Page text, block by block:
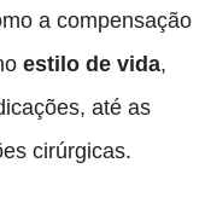
a compensação
estilo de vida,
até as
cirúrgicas.